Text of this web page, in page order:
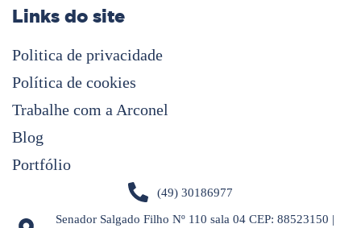
Links do site
Politica de privacidade
Política de cookies
Trabalhe com a Arconel
Blog
Portfólio
(49) 30186977
Senador Salgado Filho Nº 110 sala 04 CEP: 88523150 |